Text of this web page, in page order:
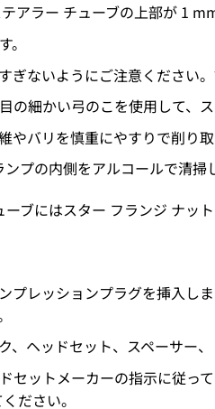
アラー チューブの上部が 1
ぎないようにご注意ください
の細かい弓のこを使用して、
バリを慎重にやすりで削り取
プの内側をアルコールで清掃
ブにはスター フランジ ナッ
プレッションプラグを挿入し
、ヘッドセット、スペーサー
セットメーカーの指示に従っ
ださい。